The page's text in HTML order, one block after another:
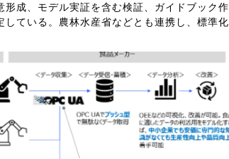
成、モデル実証を含む検証、ガイドブック作
ている。農林水産省などとも連携し、標準化